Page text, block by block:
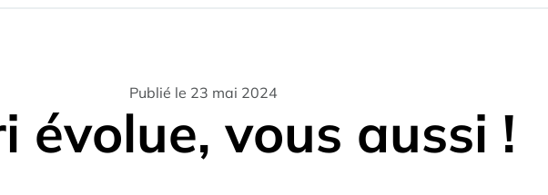
Publié le 23 mai 2024
évolue, vous aussi !